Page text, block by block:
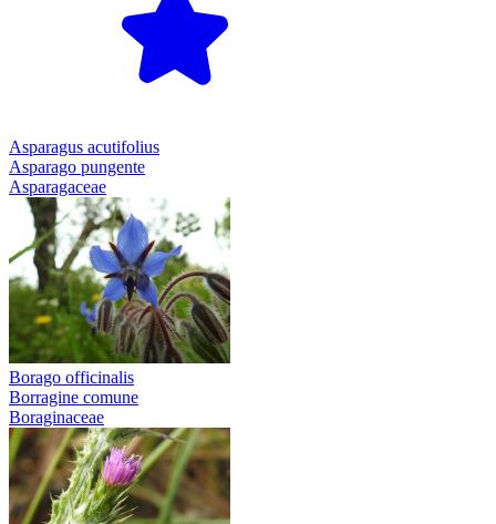
Asparagus acutifolius
Asparago pungente
Asparagaceae
Borago officinalis
Borragine comune
Boraginaceae